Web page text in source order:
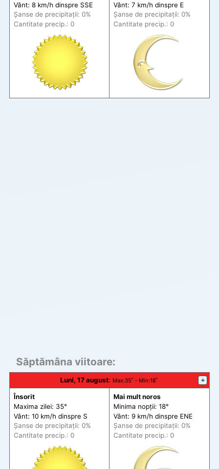
Vânt: 8 km/h dinspre SSE
Șanse de precipitații: 0%
Cantitate precip.: 0
Vânt: 7 km/h dinspre E
Șanse de precipitații: 0%
Cantitate precip.: 0
Săptămâna viitoare:
Luni, 17 august: Max:35˚ - Min:18˚ +
Însorit
Maxima zilei: 35°
Vânt: 10 km/h dinspre S
Șanse de precipitații: 0%
Cantitate precip.: 0
Mai mult noros
Minima nopții: 18°
Vânt: 9 km/h dinspre ENE
Șanse de precipitații: 0%
Cantitate precip.: 0